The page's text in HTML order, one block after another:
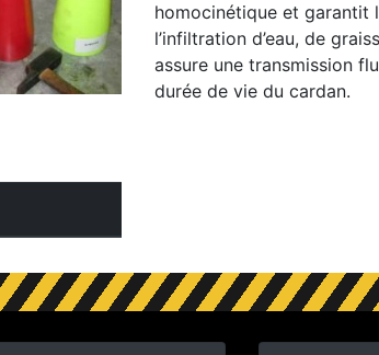
homocinétique et garantit
l’infiltration d’eau, de
assure une transmission
durée de vie du cardan.